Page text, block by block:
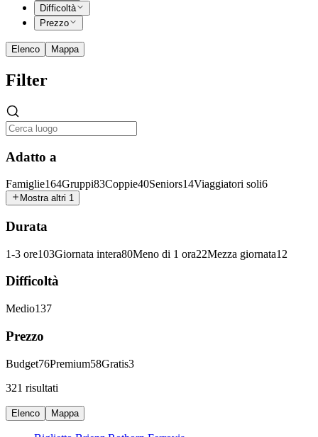
Difficoltà
Prezzo
Elenco Mappa
Filter
Adatto a
Famiglie164Gruppi83Coppie40Seniors14Viaggiatori soli6
Mostra altri 1
Durata
1-3 ore103Giornata intera80Meno di 1 ora22Mezza giornata12
Difficoltà
Medio137
Prezzo
Budget76Premium58Gratis3
321 risultati
Elenco Mappa